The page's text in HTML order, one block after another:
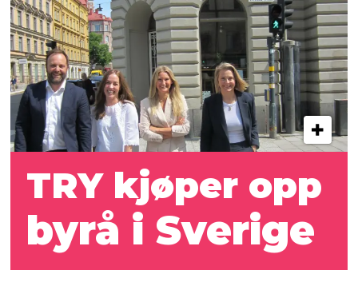
TRY kjøper opp
byrå i Sverige